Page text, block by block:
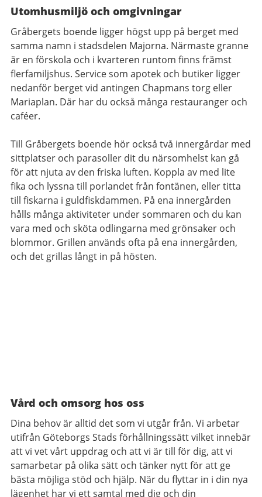
Utomhusmiljö och omgivningar
Gråbergets boende ligger högst upp på berget med
samma namn i stadsdelen Majorna. Närmaste granne
är en förskola och i kvarteren runtom finns främst
flerfamiljshus. Service som apotek och butiker ligger
nedanför berget vid antingen Chapmans torg eller
Mariaplan. Där har du också många restauranger och
caféer.
Till Gråbergets boende hör också två innergårdar med
sittplatser och parasoller dit du närsomhelst kan gå
för att njuta av den friska luften. Koppla av med lite
fika och lyssna till porlandet från fontänen, eller titta
till fiskarna i guldfiskdammen. På ena innergården
hålls många aktiviteter under sommaren och du kan
vara med och sköta odlingarna med grönsaker och
blommor. Grillen används ofta på ena innergården,
och det grillas långt in på hösten.
Vård och omsorg hos oss
Dina behov är alltid det som vi utgår från. Vi arbetar
utifrån Göteborgs Stads förhållningssätt vilket innebär
att vi vet vårt uppdrag och att vi är till för dig, att vi
samarbetar på olika sätt och tänker nytt för att ge
bästa möjliga stöd och hjälp. När du flyttar in i din nya
lägenhet har vi ett samtal med dig och din